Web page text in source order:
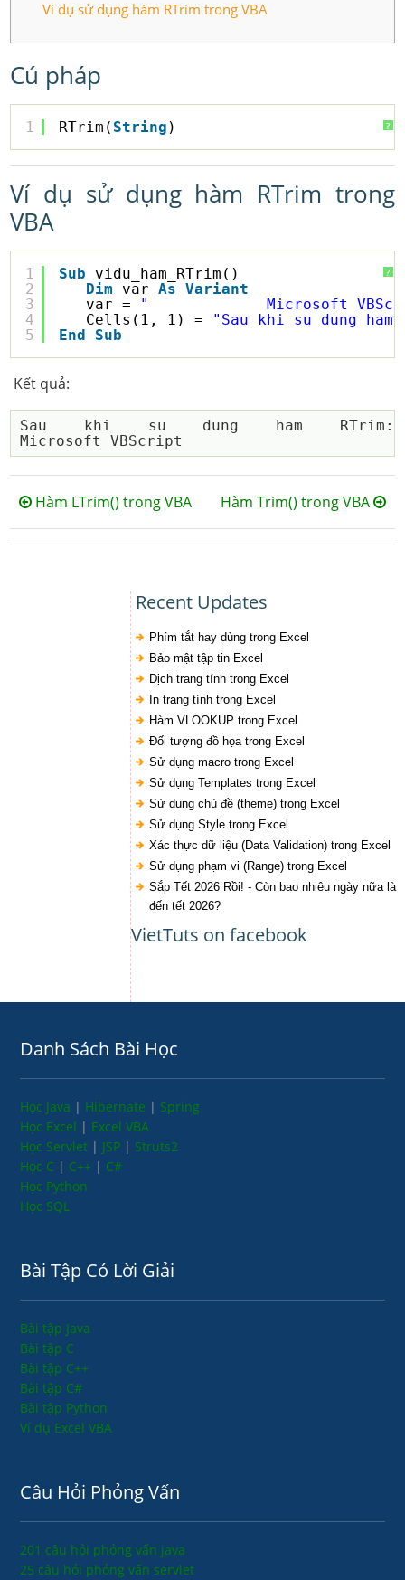
Ví dụ sử dụng hàm RTrim trong VBA
Cú pháp
?
1 RTrim( String )
Ví dụ sử dụng hàm RTrim trong
VBA
?
1
2
3
4
5
Sub
vidu_ham_RTrim()
Dim
var As
Variant
var = "             Microsoft
Cells(1, 1) = "Sau khi su dung
End
Sub
Kết quả:
Sau khi su dung ham RTrim:
Hàm LTrim() trong VBA Hàm Trim() trong VBA
Recent Updates
Phím tắt hay dùng trong Excel
Bảo mật tập tin Excel
Dịch trang tính trong Excel
In trang tính trong Excel
Hàm VLOOKUP trong Excel
Đối tượng đồ họa trong Excel
Sử dụng macro trong Excel
Sử dụng Templates trong Excel
Sử dụng chủ đề (theme) trong Excel
Sử dụng Style trong Excel
Xác thực dữ liệu (Data Validation) trong Excel
Sử dụng phạm vi (Range) trong Excel
Sắp Tết 2026 Rồi! - Còn bao nhiêu ngày nữa là
đến tết 2026?
VietTuts on facebook
Danh Sách Bài Học
Học Java | Hibernate | Spring
Học Excel | Excel VBA
Học Servlet | JSP | Struts2
Học C | C++ | C#
Học Python
Học SQL
Bài Tập Có Lời Giải
Bài tập Java
Bài tập C
Bài tập C++
Bài tập C#
Bài tập Python
Ví dụ Excel VBA
Câu Hỏi Phỏng Vấn
201 câu hỏi phỏng vấn java
25 câu hỏi phỏng vấn servlet